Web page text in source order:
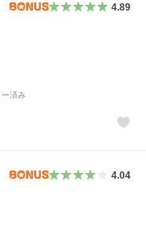
4.89
ー済み
4.04